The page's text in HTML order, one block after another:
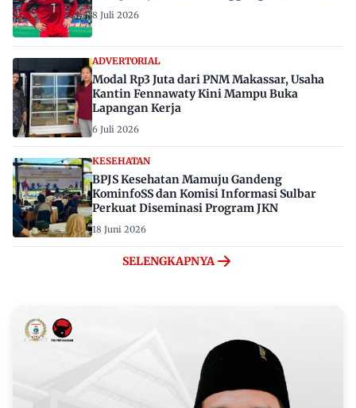
8 Juli 2026
ADVERTORIAL
Modal Rp3 Juta dari PNM Makassar, Usaha
Kantin Fennawaty Kini Mampu Buka
Lapangan Kerja
6 Juli 2026
KESEHATAN
BPJS Kesehatan Mamuju Gandeng
KominfoSS dan Komisi Informasi Sulbar
Perkuat Diseminasi Program JKN
18 Juni 2026
SELENGKAPNYA